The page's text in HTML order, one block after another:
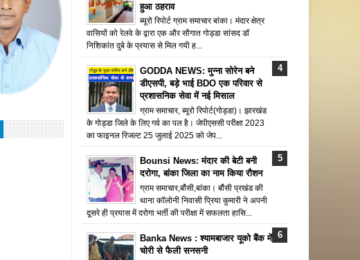
हुआ ठहराव
ब्यूरो रिपोर्ट ग्राम समाचार बांका। मंदार क्षेत्र
वासियों को रेलवे के द्वारा एक और सौगात गोड्डा सांसद डॉ
निशिकांत दुबे के प्रयास से मिल गयी ह...
GODDA NEWS: मुन्ना सोरेन बने
डीएसपी, बड़े भाई BDO एक परिवार से
प्रशासनिक सेवा में नई मिसाल
ग्राम समाचार, ब्यूरो रिपोर्ट(गोड्डा)। झारखंड
के गोड्डा जिले के लिए गर्व का पल है। जेपीएससी परीक्षा 2023
का फाइनल रिजल्ट 25 जुलाई 2025 को जेप...
Bounsi News: मंदार की बेटी बनी
दरोगा, बांका जिला का नाम किया रौशन
ग्राम समाचार,बौंसी,बांका। बौंसी प्रखंड की
थाना कॉलोनी निवासी प्रिया कुमारी ने अपनी
दूसरे ही प्रयास में दरोगा भर्ती की परीक्षा में सफलता हासि...
Banka News : श्यामबाजार यूको बैंक में
चोरी से फैली सनसनी